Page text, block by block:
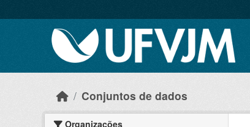
Conjuntos de dados
Organizações